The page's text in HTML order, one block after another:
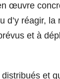
œuvre
d’y réagir, la
et à
et